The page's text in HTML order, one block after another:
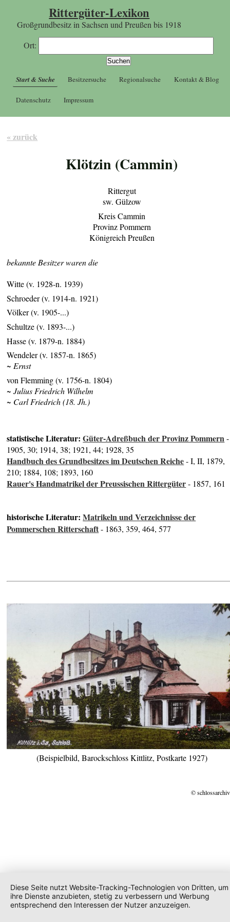
Rittergüter-Lexikon
Großgrundbesitz in Sachsen und Preußen bis 1918
Ort:
Start & Suche Besitzersuche Regionalsuche Kontakt & Blog
Datenschutz Impressum
« zurück
Klötzin (Cammin)
Rittergut
sw. Gülzow
Kreis Cammin
Provinz Pommern
Königreich Preußen
bekannte Besitzer waren die
Witte (v. 1928-n. 1939)
Schroeder (v. 1914-n. 1921)
Völker (v. 1905-...)
Schultze (v. 1893-...)
Hasse (v. 1879-n. 1884)
Wendeler (v. 1857-n. 1865)
~ Ernst
von Flemming (v. 1756-n. 1804)
~ Julius Friedrich Wilhelm
~ Carl Friedrich (18. Jh.)
statistische Literatur:Güter-Adreßbuch der Provinz Pommern-
1905, 30; 1914, 38; 1921, 44; 1928, 35
Handbuch des Grundbesitzes im Deutschen Reiche- I, II, 1879,
210; 1884, 108; 1893, 160
Rauer's Handmatrikel der Preussischen Rittergüter- 1857, 161
historische Literatur:Matrikeln und Verzeichnisse der
Pommerschen Ritterschaft- 1863, 359, 464, 577
(Beispielbild, Barockschloss Kittlitz, Postkarte 1927)
©
Diese Seite nutzt Website-Tracking-Technologien von Dritten, um
ihre Dienste anzubieten, stetig zu verbessern und Werbung
entsprechend den Interessen der Nutzer anzuzeigen.